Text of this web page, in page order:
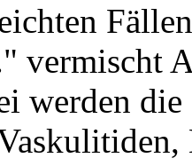
vermischt
werden